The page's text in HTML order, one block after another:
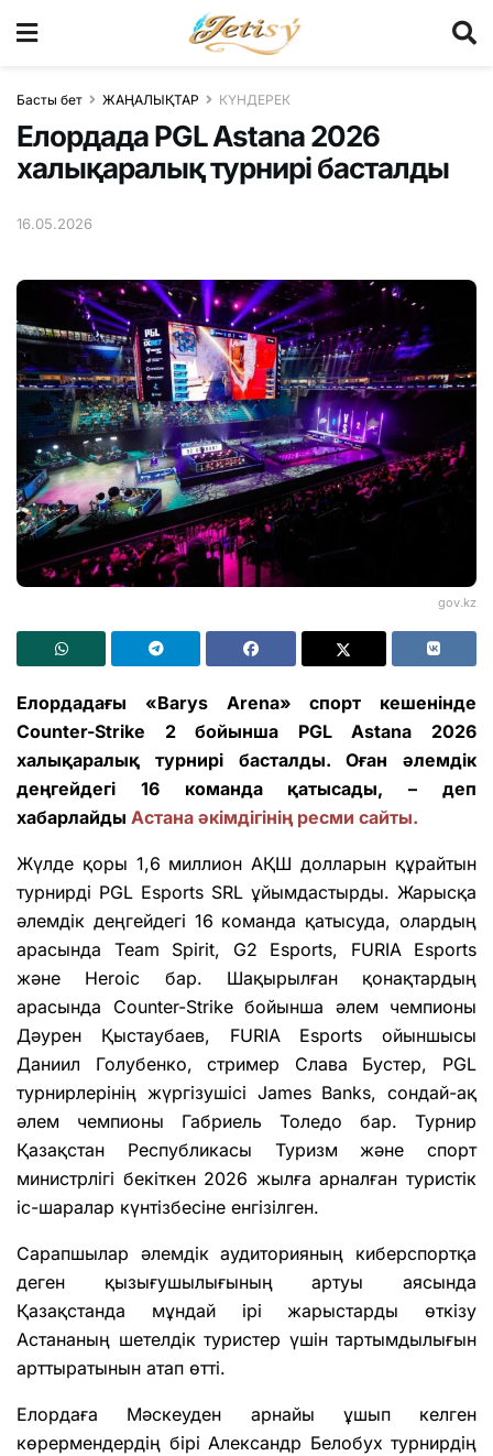
Басты бет ЖАҢАЛЫҚТАР КҮНДЕРЕК
Елордада PGL Astana 2026
халықаралық турнирі басталды
16.05.2026
gov.kz
Елордадағы «Barys Arena» спорт кешенінде
Counter-Strike 2 бойынша PGL Astana 2026
халықаралық турнирі басталды. Оған әлемдік
деңгейдегі 16 команда қатысады, – деп
хабарлайды Астана әкімдігінің ресми сайты.
Жүлде қоры 1,6 миллион АҚШ долларын құрайтын
турнирді PGL Esports SRL ұйымдастырды. Жарысқа
әлемдік деңгейдегі 16 команда қатысуда, олардың
арасында Team Spirit, G2 Esports, FURIA Esports
және Heroic бар. Шақырылған қонақтардың
арасында Counter-Strike бойынша әлем чемпионы
Дәурен Қыстаубаев, FURIA Esports ойыншысы
Даниил Голубенко, стример Слава Бустер, PGL
турнирлерінің жүргізушісі James Banks, сондай-ақ
әлем чемпионы Габриель Толедо бар. Турнир
Қазақстан Республикасы Туризм және спорт
министрлігі бекіткен 2026 жылға арналған туристік
іс-шаралар күнтізбесіне енгізілген.
Сарапшылар әлемдік аудиторияның киберспортқа
деген қызығушылығының артуы аясында
Қазақстанда мұндай ірі жарыстарды өткізу
Астананың шетелдік туристер үшін тартымдылығын
арттыратынын атап өтті.
Елордаға Мәскеуден арнайы ұшып келген
көрермендердің бірі Александр Белобух турнирдің